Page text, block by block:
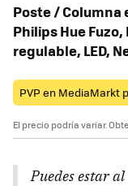
Poste /
Philips Hue
regulable, LED,
PVP en MediaMarkt
El precio podría variar.
Puedes estar